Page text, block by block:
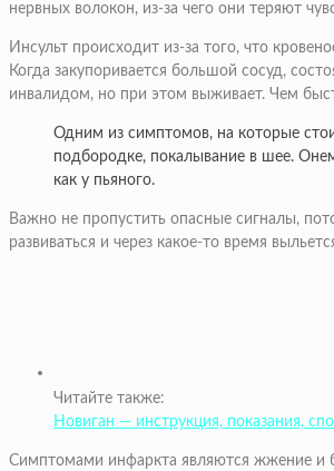
нервных волокон, из-за чего они теряют
Инсульт происходит из-за того, что
Когда закупоривается большой сосуд,
инвалидом, но при этом выживает. Чем
Одним из симптомов, на которые
подбородке, покалывание в шее.
как у пьяного.
Важно не пропустить опасные сигналы,
развиваться и через какое-то время
Читайте также:
Новиган — инструкция, показания,
Симптомами инфаркта являются жжение и